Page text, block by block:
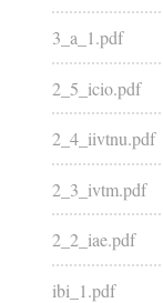
3_a_1.pdf
2_5_icio.pdf
2_4_iivtnu.pdf
2_3_ivtm.pdf
2_2_iae.pdf
ibi_1.pdf